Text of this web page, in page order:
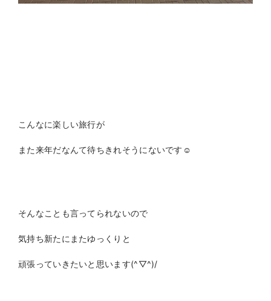
こんなに楽しい旅行が
また来年だなんて待ちきれそうにないです☺
そんなことも言ってられないので
気持ち新たにまたゆっくりと
頑張っていきたいと思います(^▽^)/